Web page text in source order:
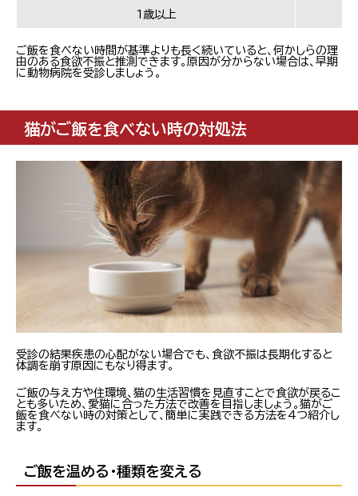
1歳以上
ご飯を食べない時間が基準よりも長く続いていると、何かしらの理
由のある食欲不振と推測できます。原因が分からない場合は、早期
に動物病院を受診しましょう。
猫がご飯を食べない時の対処法
受診の結果疾患の心配がない場合でも、食欲不振は長期化すると
体調を崩す原因にもなり得ます。
ご飯の与え方や住環境、猫の生活習慣を見直すことで食欲が戻るこ
とも多いため、愛猫に合った方法で改善を目指しましょう。猫がご
飯を食べない時の対策として、簡単に実践できる方法を4つ紹介し
ます。
ご飯を温める・種類を変える